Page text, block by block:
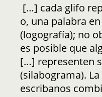
[…] cada glifo
o, una palabra
(logografía); no
es posible que
[…] representen
(silabograma).
escribanos